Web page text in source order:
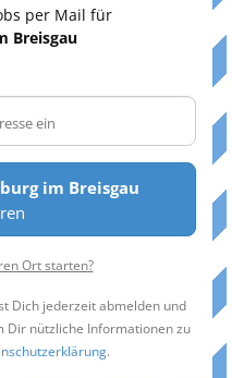
per Mail für
Breisgau
im Breisgau
Ort starten?
Dich jederzeit abmelden und
Dir nützliche Informationen zu
.